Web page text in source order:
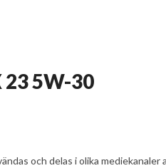
23 5W-30
och delas i olika